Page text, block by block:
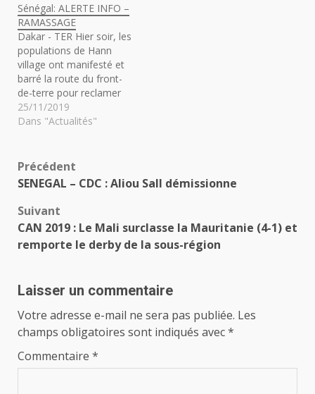
Sénégal: ALERTE INFO –
RAMASSAGE
Dakar - TER Hier soir, les
populations de Hann
village ont manifesté et
barré la route du front-
de-terre pour reclamer
l'érection de
passerelles.Louga - Des
dans le village de Ndiagne
(situé à 2 km de Guet-
ardo) où le darra se situe.
Le maître coranique…
25/11/2019
Dans "Actualités"
Navigation
Précédent
SENEGAL – CDC : Aliou Sall démissionne
Suivant
CAN 2019 : Le Mali surclasse la Mauritanie (4-1) et
remporte le derby de la sous-région
Laisser un commentaire
Votre adresse e-mail ne sera pas publiée. Les
champs obligatoires sont indiqués avec*
Commentaire *